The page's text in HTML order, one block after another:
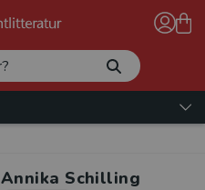
Annika Schilling